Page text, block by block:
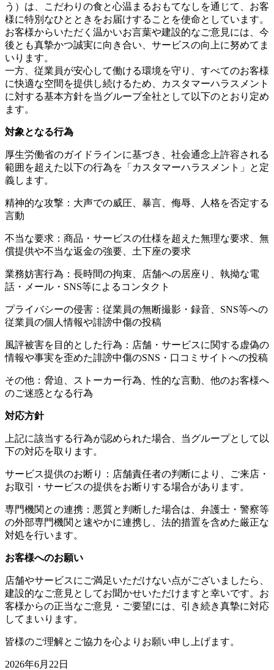
う）は、こだわりの食と心温まるおもてなしを通じて、お客
様に特別なひとときをお届けすることを使命としています。
お客様からいただく温かいお言葉や建設的なご意見には、今
後とも真摯かつ誠実に向き合い、サービスの向上に努めてま
いります。
一方、従業員が安心して働ける環境を守り、すべてのお客様
に快適な空間を提供し続けるため、カスタマーハラスメント
に対する基本方針を当グループ全社として以下のとおり定め
ます。
対象となる行為
厚生労働省のガイドラインに基づき、社会通念上許容される
範囲を超えた以下の行為を「カスタマーハラスメント」と定
義します。
精神的な攻撃：大声での威圧、暴言、侮辱、人格を否定する
言動
不当な要求：商品・サービスの仕様を超えた無理な要求、無
償提供や不当な返金の強要、土下座の要求
業務妨害行為：長時間の拘束、店舗への居座り、執拗な電
話・メール・SNS等によるコンタクト
プライバシーの侵害：従業員の無断撮影・録音、SNS等への
従業員の個人情報や誹謗中傷の投稿
風評被害を目的とした行為：店舗・サービスに関する虚偽の
情報や事実を歪めた誹謗中傷のSNS・口コミサイトへの投稿
その他：脅迫、ストーカー行為、性的な言動、他のお客様へ
のご迷惑となる行為
対応方針
上記に該当する行為が認められた場合、当グループとして以
下の対応を取ります。
サービス提供のお断り：店舗責任者の判断により、ご来店・
お取引・サービスの提供をお断りする場合があります。
専門機関との連携：悪質と判断した場合は、弁護士・警察等
の外部専門機関と速やかに連携し、法的措置を含めた厳正な
対処を行います。
お客様へのお願い
店舗やサービスにご満足いただけない点がございましたら、
建設的なご意見としてお聞かせいただけますと幸いです。お
客様からの正当なご意見・ご要望には、引き続き真摯に対応
してまいります。
皆様のご理解とご協力を心よりお願い申し上げます。
2026年6月22日